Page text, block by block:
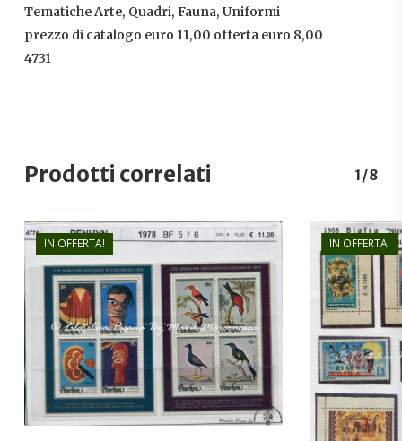
Tematiche Arte, Quadri, Fauna, Uniformi
prezzo di catalogo euro 11,00 offerta euro 8,00
4731
Prodotti correlati 1/8
IN OFFERTA!
€11,00
€ 7,50
IN OFFERTA!